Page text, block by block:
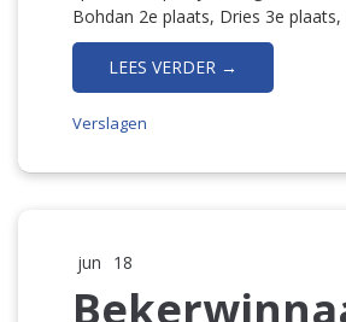
Bohdan 2e plaats, Dries 3e
LEES VERDER →
Verslagen
jun 18